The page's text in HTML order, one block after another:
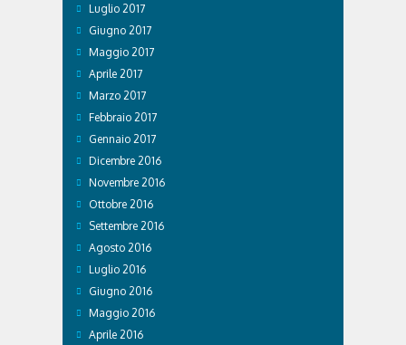
Luglio 2017
Giugno 2017
Maggio 2017
Aprile 2017
Marzo 2017
Febbraio 2017
Gennaio 2017
Dicembre 2016
Novembre 2016
Ottobre 2016
Settembre 2016
Agosto 2016
Luglio 2016
Giugno 2016
Maggio 2016
Aprile 2016